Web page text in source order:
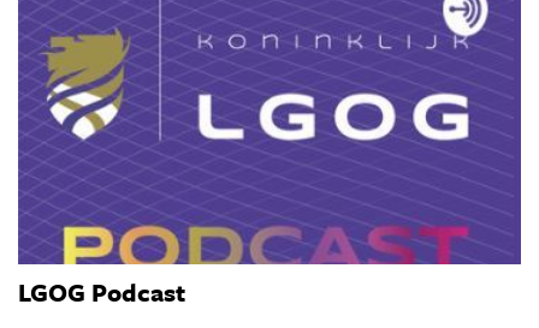
LGOG Podcast